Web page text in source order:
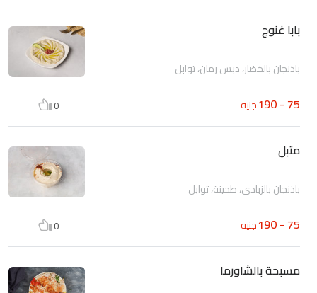
بابا غنوج
باذنجان بالخضار، دبس رمان، توابل
75 - 190 جنيه 0
متبل
باذنجان بالزبادي، طحينة، توابل
75 - 190 جنيه 0
مسبحة بالشاورما